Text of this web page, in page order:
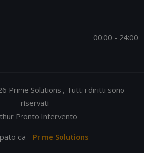
00:00 - 24:00
Prime Solutions , Tutti i diritti sono
riservati
Pronto Intervento
da - Prime Solutions